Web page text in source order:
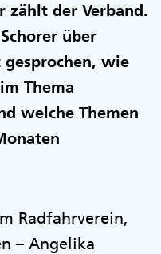
zählt der Verband.
über
wie
Thema
welche Themen
Radfahrverein,
– Angelika